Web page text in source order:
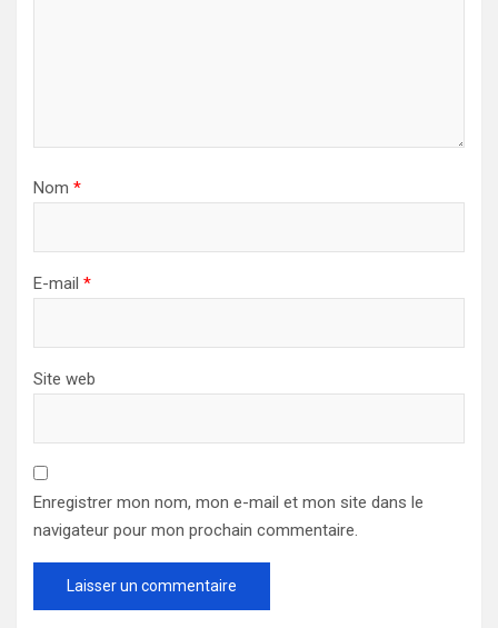
Nom *
E-mail *
Site web
Enregistrer mon nom, mon e-mail et mon site dans le
navigateur pour mon prochain commentaire.